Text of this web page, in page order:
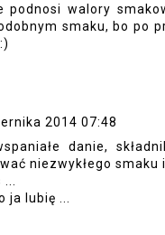
podnosi walory
smaku, bo po
2014 07:48
danie,
niezwykłego smaku
lubię ...